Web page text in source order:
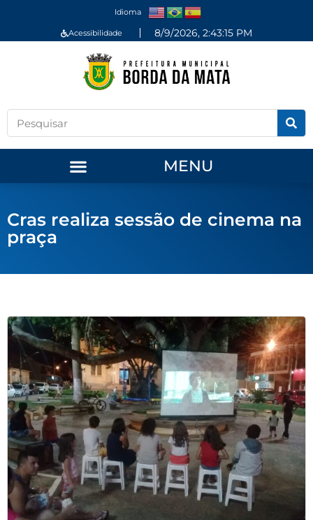
Idioma
Acessibilidade 8/9/2026, 2:43:15 PM
MENU
Cras realiza sessão de cinema na
praça